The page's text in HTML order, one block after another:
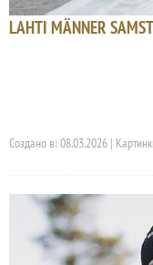
LAHTI MÄNNER
Создано в: 08.03.2026 |